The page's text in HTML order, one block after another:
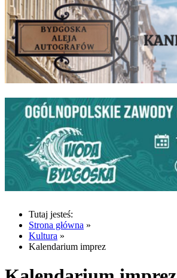
Tutaj jesteś:
Strona główna »
Kultura »
Kalendarium imprez